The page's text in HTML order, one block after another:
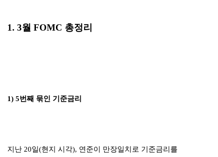
1. 3월 FOMC 총정리
1) 5번째 묶인 기준금리
지난 20일(현지 시각), 연준이 만장일치로 기준금리를